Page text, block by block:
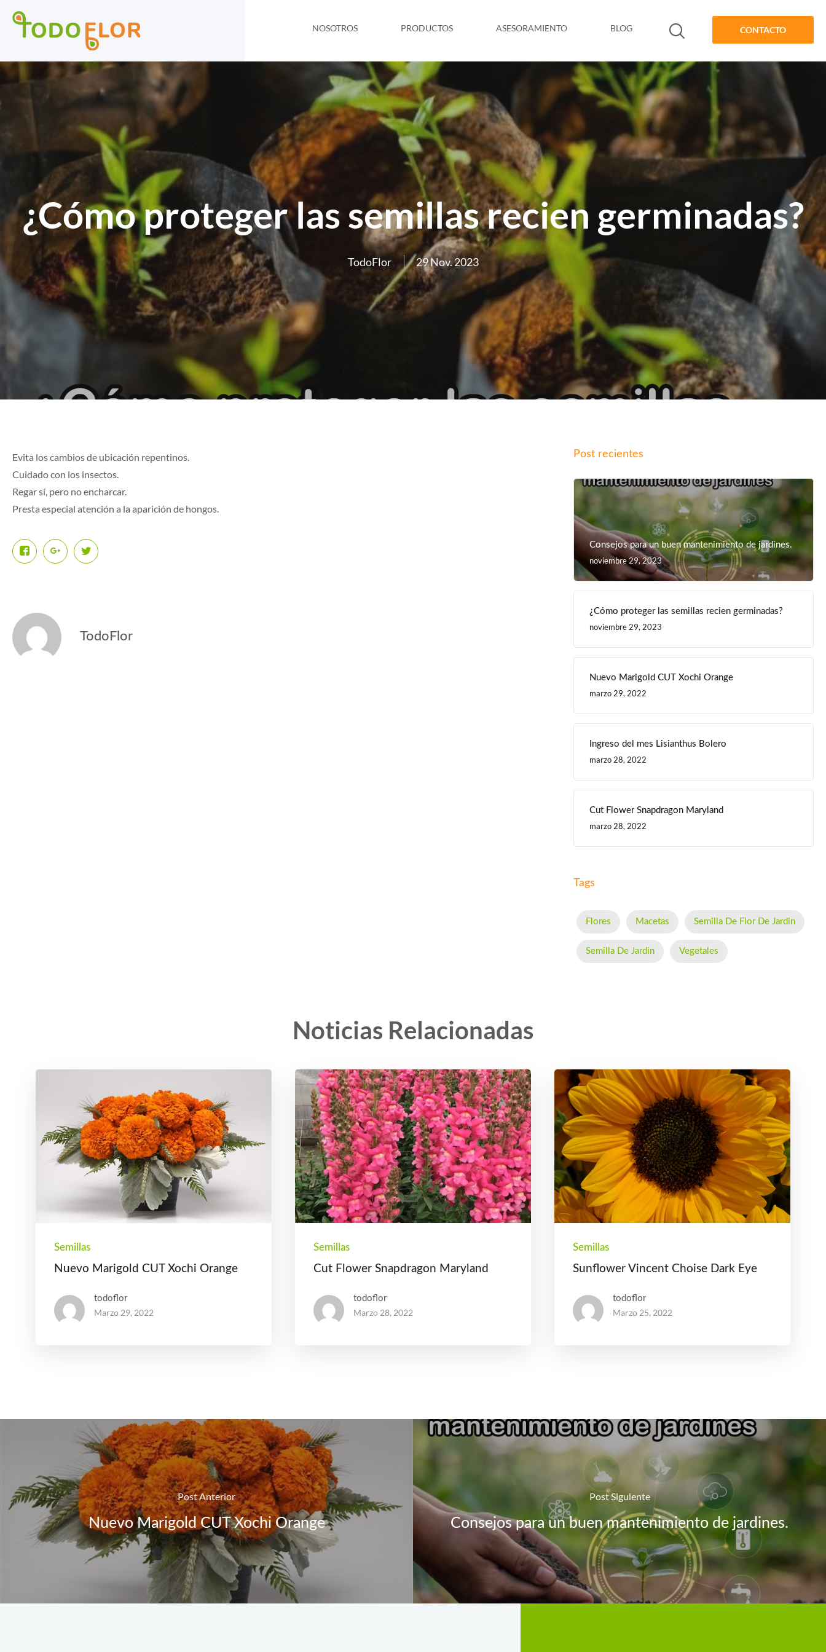
NOSOTROS PRODUCTOS ASESORAMIENTO BLOG CONTACTO
¿Cómo proteger las semillas recien germinadas?
TodoFlor 29 Nov. 2023
Evita los cambios de ubicación repentinos.
Cuidado con los insectos.
Regar sí, pero no encharcar.
Presta especial atención a la aparición de hongos.
TodoFlor
Post recientes
Consejos para un buen mantenimiento de jardines.
noviembre 29, 2023
¿Cómo proteger las semillas recien germinadas?
noviembre 29, 2023
Nuevo Marigold CUT Xochi Orange
marzo 29, 2022
Ingreso del mes Lisianthus Bolero
marzo 28, 2022
Cut Flower Snapdragon Maryland
marzo 28, 2022
Tags
Flores Macetas Semilla De Flor De Jardin
Semilla De Jardin Vegetales
Noticias Relacionadas
Semillas
Nuevo Marigold CUT Xochi Orange
todoflor
Marzo29, 2022
Semillas
Cut Flower Snapdragon Maryland
todoflor
Marzo 28, 2022
Semillas
Sunflower Vincent Choise Dark Eye
todoflor
Marzo 25, 2022
Post Anterior
Nuevo Marigold CUT Xochi Orange
Post Siguiente
Consejos para un buen mantenimiento de jardines.